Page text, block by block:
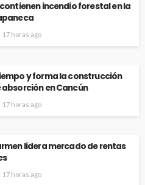
incendio forestal en la
17 horas ago
y forma la construcción
absorción en Cancún
17 horas ago
lidera mercado de rentas
17 horas ago